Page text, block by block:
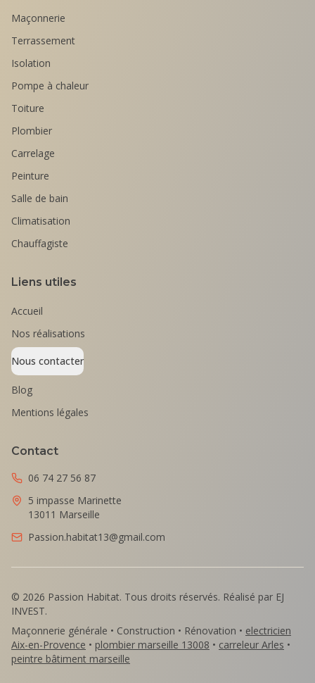
Maçonnerie
Terrassement
Isolation
Pompe à chaleur
Toiture
Plombier
Carrelage
Peinture
Salle de bain
Climatisation
Chauffagiste
Liens utiles
Accueil
Nos réalisations
Nous contacter
Blog
Mentions légales
Contact
06 74 27 56 87
5 impasse Marinette
13011 Marseille
Passion.habitat13@gmail.com
© 2026 Passion Habitat. Tous droits réservés. Réalisé par EJ
INVEST.
Maçonnerie générale • Construction • Rénovation • electricien
Aix-en-Provence • plombier marseille 13008 • carreleur Arles •
peintre bâtiment marseille